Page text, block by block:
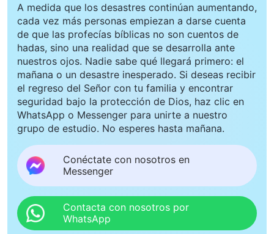
A medida que los desastres continúan aumentando,
cada vez más personas empiezan a darse cuenta
de que las profecías bíblicas no son cuentos de
hadas, sino una realidad que se desarrolla ante
nuestros ojos. Nadie sabe qué llegará primero: el
mañana o un desastre inesperado. Si deseas recibir
el regreso del Señor con tu familia y encontrar
seguridad bajo la protección de Dios, haz clic en
WhatsApp o Messenger para unirte a nuestro
grupo de estudio. No esperes hasta mañana.
Conéctate con nosotros en
Messenger
Contacta con nosotros por
WhatsApp